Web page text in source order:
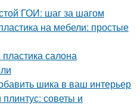
ГОИ: шаг за шагом
на мебели: простые
салона
шика в ваш интерьер
советы и